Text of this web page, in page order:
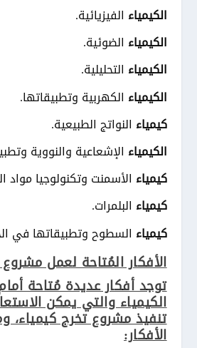
الكيمياء الفيزيائية.
الكيمياء الضوئية.
الكيمياء التحليلية.
الكيمياء الكهربية وتطبيقاتها.
كيمياء النواتج الطبيعية.
الكيمياء الإشعاعية والنووية
كيمياء الأسمنت وتكنولوجيا مواد
كيمياء البلمرات.
كيمياء السطوح وتطبيقاتها في
الأفكار المُتاحة لعمل
توجد أفكار عديدة مُتاحة
الكيمياء والتي يمكن
تنفيذ مشروع تخرج كيمياء،
الأفكار: